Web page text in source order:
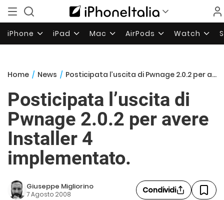
iPhone iPad Mac AirPods Watch
Home / News / Posticipata l’uscita di Pwnage 2.0.2 per avere Installer 4 implementato.
Posticipata l’uscita di
Pwnage 2.0.2 per avere
Installer 4
implementato.
Giuseppe Migliorino
7 Agosto 2008 Condividi